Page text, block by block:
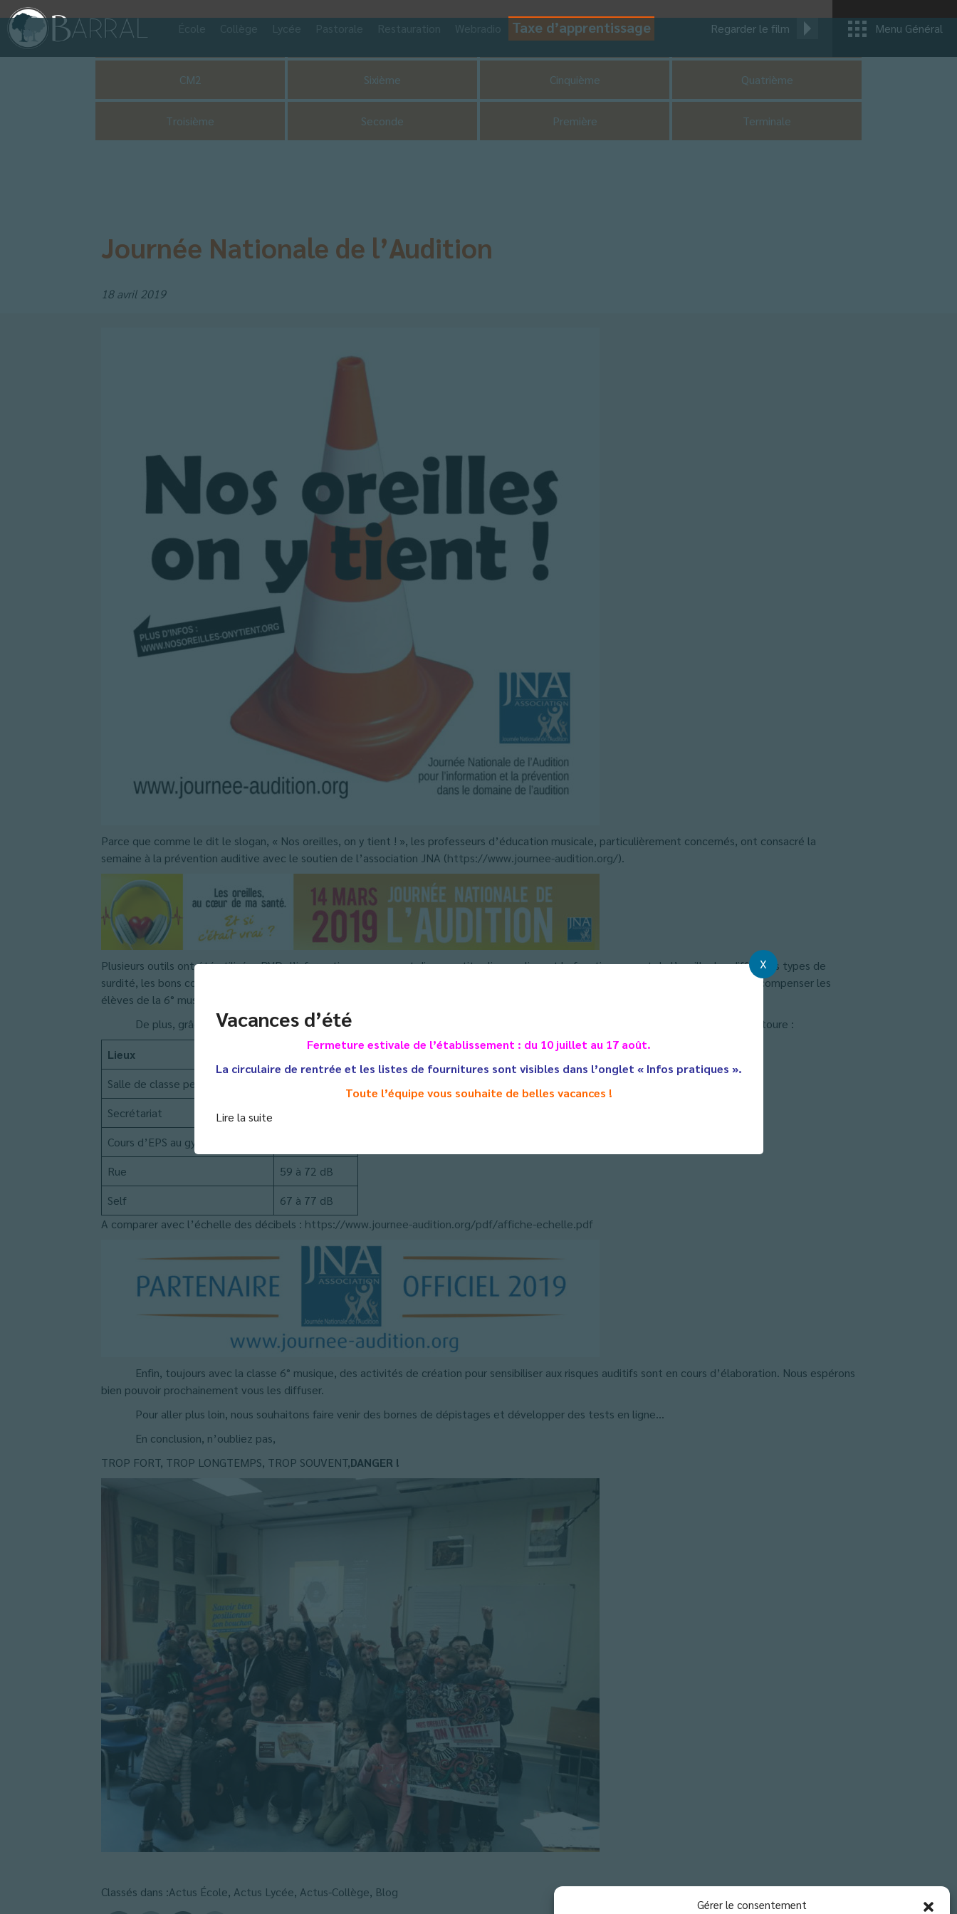
Gérer le consentement
Vacances d’été
Fermeture estivale de l’établissement : du 10 juillet au 17 août.
La circulaire de rentrée et les listes de fournitures sont visibles dans l’onglet « Infos pratiques ».
Toute l’équipe vous souhaite de belles vacances !
Lire la suite
X
Taxe d’apprentissage Regarder le film Menu Général
UNSS
CM2 Sixième Cinquième Quatrième
Troisième Seconde Première Terminale
Journée Nationale de l’Audition
18 avril 2019
Parce que comme le dit le slogan, « Nos oreilles, on y tient ! », les professeurs d’éducation musicale, particulièrement concernés, ont consacré la
semaine à la prévention auditive avec le soutien de l’association JNA (https://www.journee-audition.org/).
Plusieurs outils ont été utilisés : DVD d’information comprenant divers petits clips expliquant le fonctionnement de l’oreille, les différents types de
surdité, les bons comportements…, une plaquette distribuée à tous les élèves de 6° et 3°, bouchons, stylos, portes-clé sont venus récompenser les
élèves de la 6° musique à travers des jeux autour du timbre, autocollants pour les caisses des instruments de musique…
De plus, grâce à l’application sonomètre, différentes mesures ont été effectuées pour prendre conscience du bruit qui nous entoure :
Lieux
Salle de classe pendant un cours
Secrétariat
Cours d’EPS au gymnase
Rue
59 à 72 dB
Self
67 à 77 dB
A comparer avec l’échelle des décibels : https://www.journee-audition.org/pdf/affiche-echelle.pdf
Enfin, toujours avec la classe 6° musique, des activités de création pour sensibiliser aux risques auditifs sont en cours d’élaboration. Nous espérons
bien pouvoir prochainement vous les diffuser.
Pour aller plus loin, nous souhaitons faire venir des bornes de dépistages et développer des tests en ligne…
En conclusion, n’oubliez pas,
TROP FORT, TROP LONGTEMPS, TROP SOUVENT,DANGER !
Classés dans :Actus École, Actus Lycée, Actus-Collège, Blog